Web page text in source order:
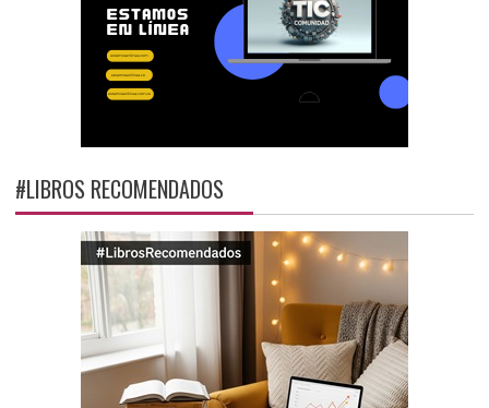
#LIBROS RECOMENDADOS